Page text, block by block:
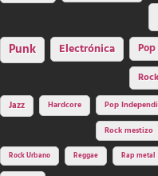
Punk Electrónica
Pop
Jazz Hardcore Pop
Rock mestizo
Rock Urbano Reggae Rap metal